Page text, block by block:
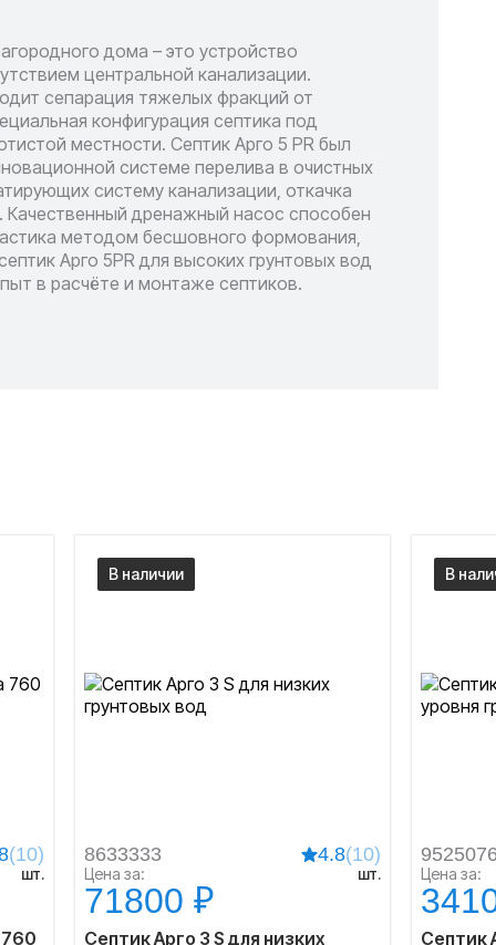
дома – это устройство
центральной канализации.
сепарация тяжелых фракций от
конфигурация септика под
местности. Септик Арго 5 PR был
системе перелива в очистных
систему канализации, откачка
Качественный дренажный насос способен
методом бесшовного формования,
Арго 5PR для высоких грунтовых вод
в расчёте и монтаже септиков.
(10)
шт.
760
В наличии
8633333 4.8(10)
Цена за: шт.
71800 ₽
Септик Арго 3 S для низких
В
Цена за:
Септик